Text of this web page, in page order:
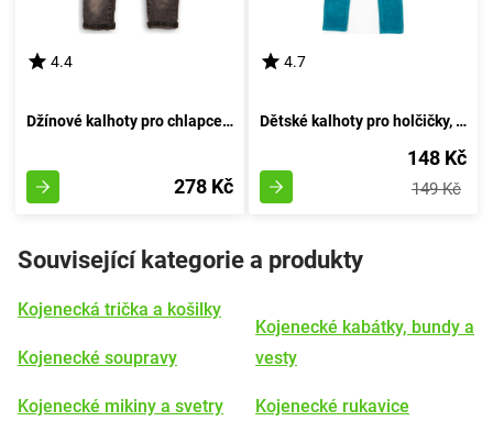
4.4
Džínové kalhoty pro chlapce s pružností, značky Minoti, model RANGER 6, černé - velikost 92/98 | pro věk 2/3 let
278 Kč
4.7
Dětské kalhoty pro holčičky, Minoti, MAGIC 11, azurová - velikost 92/98 | pro věk 2-3 let
148 Kč
149 Kč
Související kategorie a produkty
Kojenecká trička a košilky
Kojenecké soupravy
Kojenecké mikiny a svetry
Kojenecké kabátky, bundy a
vesty
Kojenecké rukavice